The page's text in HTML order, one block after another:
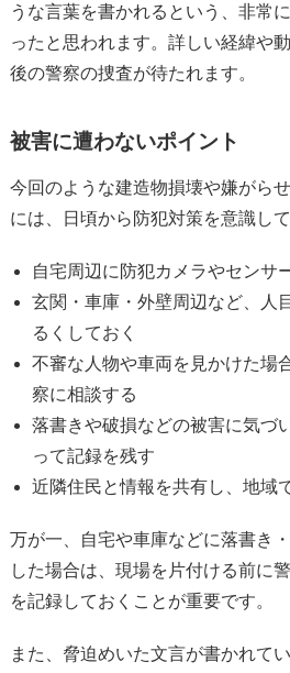
うな言葉を書かれるという、非常
ったと思われます。詳しい経緯や
後の警察の捜査が待たれます。
被害に遭わないポイント
今回のような建造物損壊や嫌がら
には、日頃から防犯対策を意識し
自宅周辺に防犯カメラやセンサ
玄関・車庫・外壁周辺など、人
るくしておく
不審な人物や車両を見かけた場
察に相談する
落書きや破損などの被害に気づ
って記録を残す
近隣住民と情報を共有し、地域
万が一、自宅や車庫などに落書き
した場合は、現場を片付ける前に
を記録しておくことが重要です。
また、脅迫めいた文言が書かれて